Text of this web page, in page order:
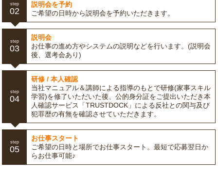
step
02
説明会を予約
ご希望の日時から説明会を予約いただきます。
step
03
説明会
お仕事の進め方やシステムの説明などを行います。(説明会
後、選考会あり)
step
04
研修 / 本人確認
当社マニュアル＆講師による指導のもとで研修(家事スキル
学習)を修了いただいた後、公的身分証をご提出いただき本
人確認サービス「TRUSTDOCK」による反社との関与及び
犯罪歴の有無を確認させていただきます。
step
05
お仕事スタート
ご希望の日時と場所でお仕事スタート。最短で応募翌日か
らお仕事可能♪